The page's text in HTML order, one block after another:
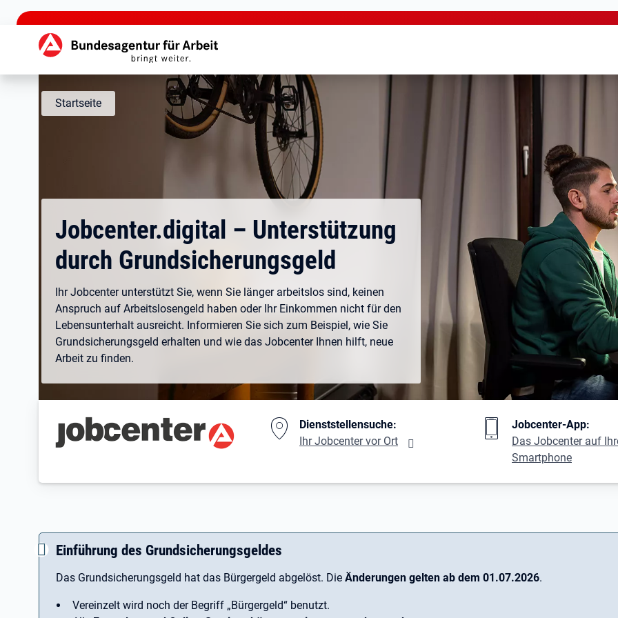
zu den Hauptinhalten springen
Hauptnavigation
Startseite
Jobcenter.digital – Unterstützung
durch Grundsicherungsgeld
Ihr Jobcenter unterstützt Sie, wenn Sie länger arbeitslos sind, keinen
Anspruch auf Arbeitslosengeld haben oder Ihr Einkommen nicht für den
Lebensunterhalt ausreicht. Informieren Sie sich zum Beispiel, wie Sie
Grundsicherungsgeld erhalten und wie das Jobcenter Ihnen hilft, neue
Arbeit zu finden.
Branding-Bereich BeschreibungDienststellensuche:
Ihr Jobcenter vor Ort
Jobcenter-App:
Das Jobcenter auf
Smartphone
Einführung des Grundsicherungsgeldes
Das Grundsicherungsgeld hat das Bürgergeld abgelöst. Die Änderungen gelten ab dem 01.07.2026.
Vereinzelt wird noch der Begriff ­„Bürgergeld“ benutzt.